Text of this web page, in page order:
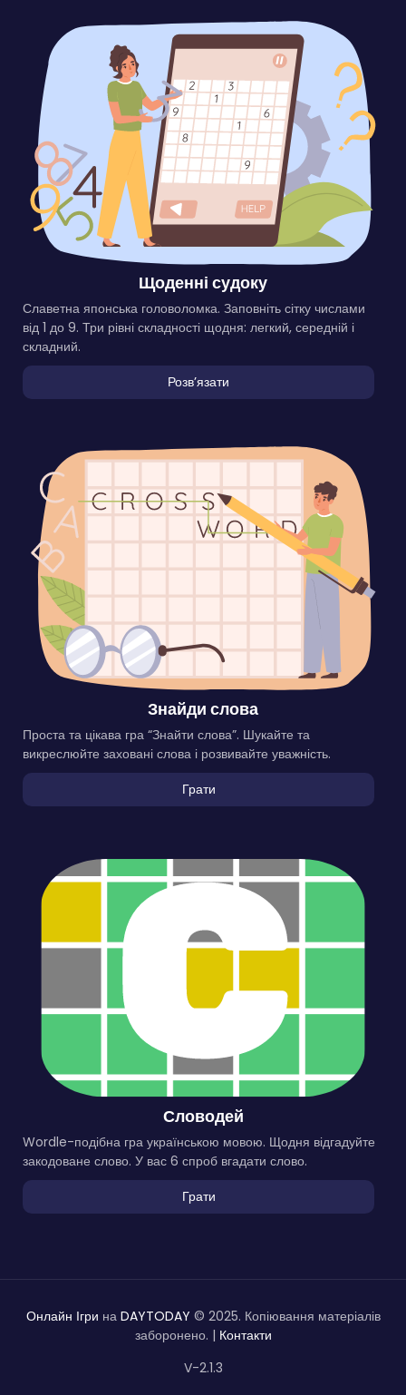
Щоденні судоку
Славетна японська головоломка. Заповніть сітку числами
від 1 до 9. Три рівні складності щодня: легкий, середній і
складний.
Розвʼязати
Знайди слова
Проста та цікава гра “Знайти слова”. Шукайте та
викреслюйте заховані слова і розвивайте уважність.
Грати
Словодей
Wordle-подібна гра українською мовою. Щодня відгадуйте
закодоване слово. У вас 6 спроб вгадати слово.
Грати
Онлайн Ігри на DAYTODAY © 2025. Копіювання матеріалів
заборонено. | Контакти
V-2.1.3